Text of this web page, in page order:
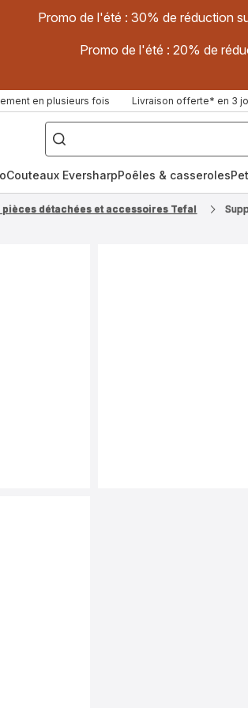
Promo de l'été : 30% de réduction
Promo de l'été : 20% de
en plusieurs fois Livraison offerte* en 3
["Poêles
inox,
Cake
Factory,
Couteaux EversharpPoêles & casseroles
pièces détachées et accessoires Tefal